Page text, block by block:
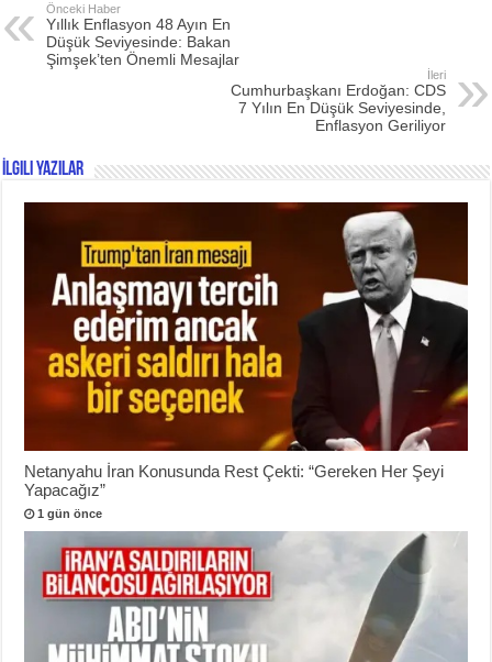
Önceki Haber
Yıllık Enflasyon 48 Ayın En
Düşük Seviyesinde: Bakan
Şimşek’ten Önemli Mesajlar
İleri
Cumhurbaşkanı Erdoğan: CDS
7 Yılın En Düşük Seviyesinde,
Enflasyon Geriliyor
İlgili Yazılar
Netanyahu İran Konusunda Rest Çekti: “Gereken Her Şeyi
Yapacağız”
1 gün önce